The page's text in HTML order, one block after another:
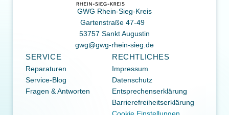
GWG Rhein-Sieg-Kreis
Gartenstraße 47-49
53757 Sankt Augustin
gwg@gwg-rhein-sieg.de
SERVICE
Reparaturen
Service-Blog
Fragen & Antworten
RECHTLICHES
Impressum
Datenschutz
Entsprechenserklärung
Barrierefreiheitserklärung
Cookie Einstellungen